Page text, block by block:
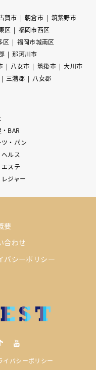
賀市 朝倉市
筑紫野市
区
福岡市西区
区
福岡市城南区
那珂川市
八女市 筑後市
大川市
三潴郡 八女郡
BAR
ツ・パン
ルス
ステ
ジャー
要
合わせ
バシーポリシー
イバシーポリシー